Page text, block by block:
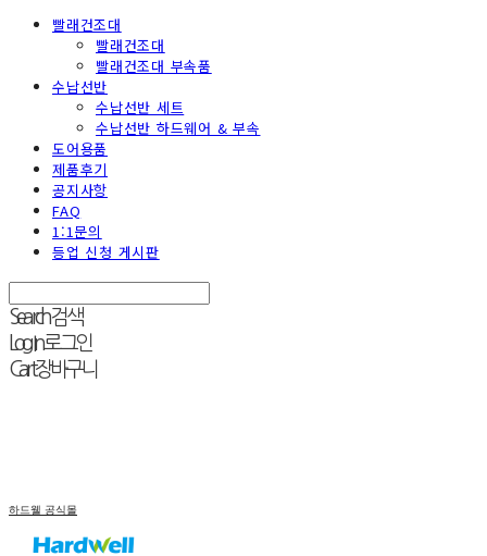
빨래건조대
빨래건조대
빨래건조대 부속품
수납선반
수납선반 세트
수납선반 하드웨어 & 부속
도어용품
제품후기
공지사항
FAQ
1:1문의
등업 신청 게시판
Search검색
Log In로그인
Cart장바구니
하드웰 공식몰